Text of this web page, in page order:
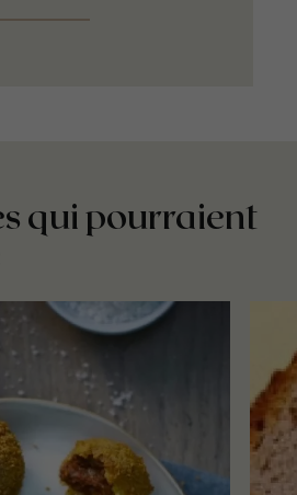
qui pourraient